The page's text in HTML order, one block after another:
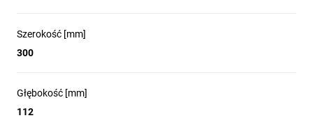
Szerokość [mm]
300
Głębokość [mm]
112